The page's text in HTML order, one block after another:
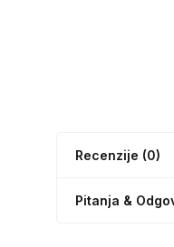
Recenzije (0)
Pitanja &